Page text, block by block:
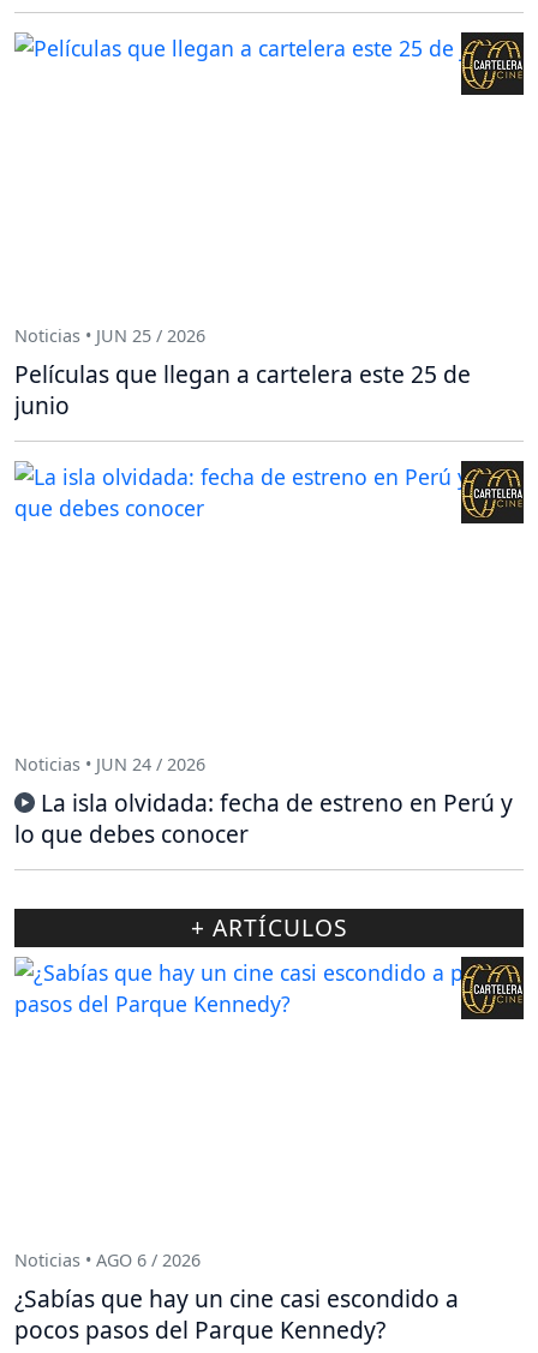
Noticias • JUN 25 / 2026
Películas que llegan a cartelera este 25 de
junio
Noticias • JUN 24 / 2026
La isla olvidada: fecha de estreno en Perú y
lo que debes conocer
+ ARTÍCULOS
Noticias • AGO 6 / 2026
¿Sabías que hay un cine casi escondido a
pocos pasos del Parque Kennedy?